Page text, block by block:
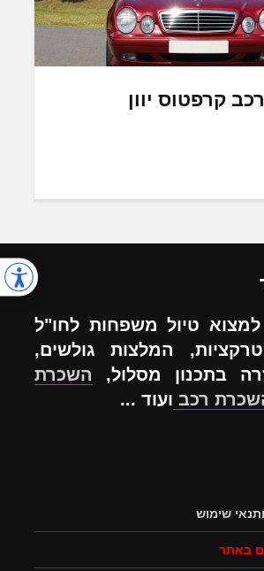
קרפטוס יוון
טיול משפחות לחו"ל
המלצות גולשים,
בתכנון מסלול, השכרת
רכב ועוד ...
שימוש
באתר